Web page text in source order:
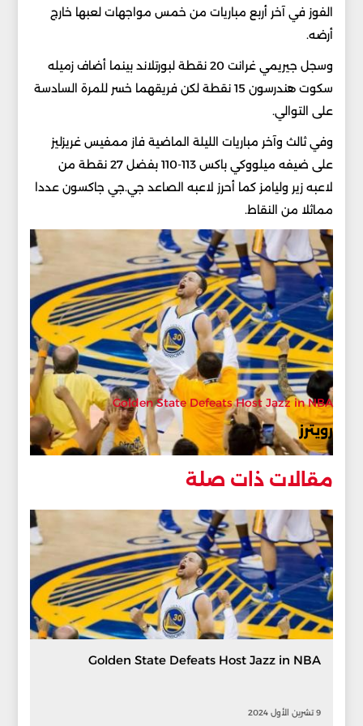
الفوز في آخر أربع مباريات من خمس مواجهات لعبها خارج
أرضه.
وسجل جيريمي غرانت 20 نقطة لبورتلاند بينما أضاف زميله
سكوت هندرسون 15 نقطة لكن فريقهما خسر للمرة السادسة
على التوالي.
وفي ثالث وآخر مباريات الليلة الماضية فاز ممفيس غريزليز
على ضيفه ميلووكي باكس 113-110 بفضل 27 نقطة من
لاعبه زير وليامز كما أحرز لاعبه الصاعد جي.جي جاكسون عددا
مماثلا من النقاط.
Golden State Defeats Host Jazz in NBA
رويترز
مقالات ذات صلة
Golden State Defeats Host Jazz in NBA
9 تشرين الأول 2024